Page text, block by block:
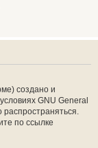
создано и
GNU General
распространяться.
по ссылке